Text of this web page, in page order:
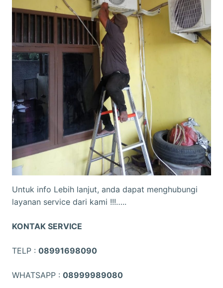
Untuk info Lebih lanjut, anda dapat menghubungi
layanan service dari kami !!!…..
KONTAK SERVICE
TELP : 08991698090
WHATSAPP : 08999989080